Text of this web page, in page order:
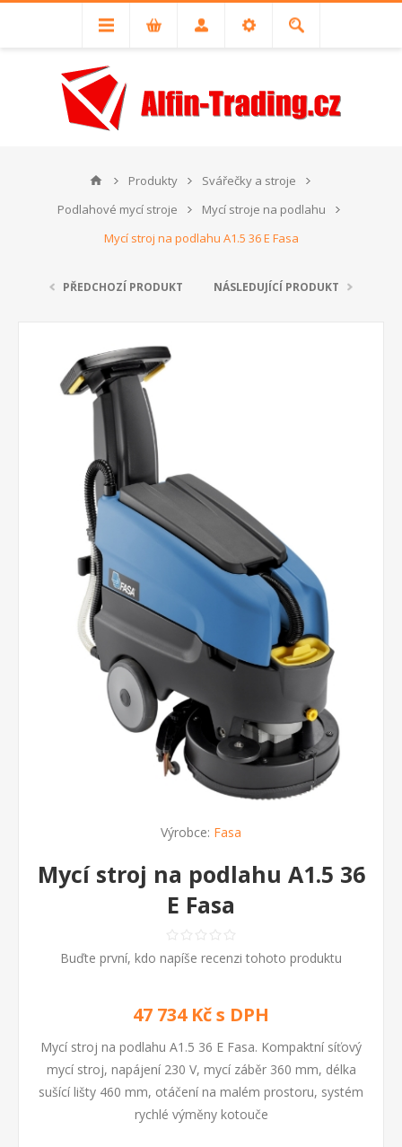
Produkty
Svářečky a stroje
Podlahové mycí stroje
Mycí stroje na podlahu
Mycí stroj na podlahu A1.5 36 E Fasa
PŘEDCHOZÍ PRODUKT NÁSLEDUJÍCÍ PRODUKT
Výrobce: Fasa
Mycí stroj na podlahu A1.5 36
E Fasa
Buďte první, kdo napíše recenzi tohoto produktu
47 734 Kč s DPH
Mycí stroj na podlahu A1.5 36 E Fasa. Kompaktní síťový
mycí stroj, napájení 230 V, mycí záběr 360 mm, délka
sušící lišty 460 mm, otáčení na malém prostoru, systém
rychlé výměny kotouče